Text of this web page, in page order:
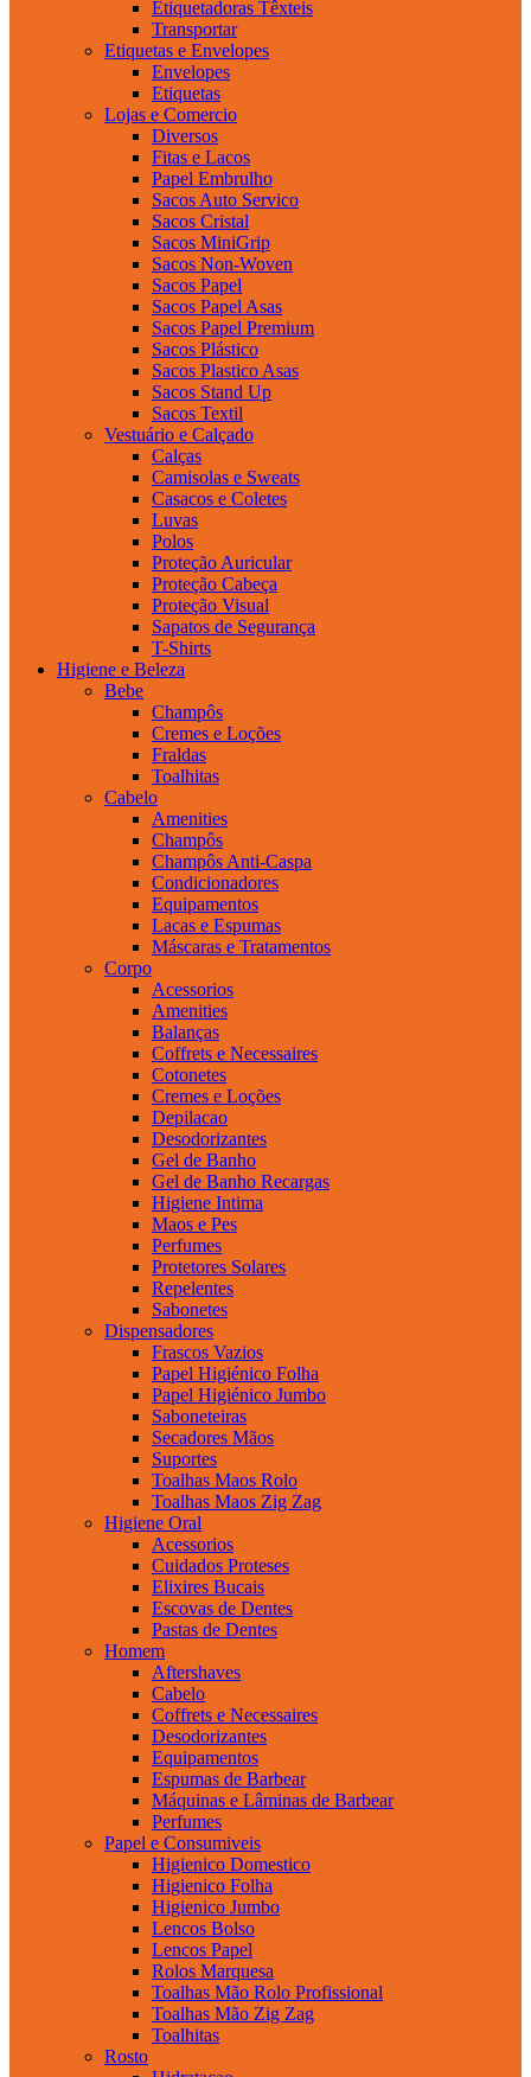
Etiquetadoras Têxteis
Transportar
Etiquetas e Envelopes
Envelopes
Etiquetas
Lojas e Comercio
Diversos
Fitas e Lacos
Papel Embrulho
Sacos Auto Servico
Sacos Cristal
Sacos MiniGrip
Sacos Non-Woven
Sacos Papel
Sacos Papel Asas
Sacos Papel Premium
Sacos Plástico
Sacos Plastico Asas
Sacos Stand Up
Sacos Textil
Vestuário e Calçado
Calças
Camisolas e Sweats
Casacos e Coletes
Luvas
Polos
Proteção Auricular
Proteção Cabeça
Proteção Visual
Sapatos de Segurança
T-Shirts
Higiene e Beleza
Bebe
Champôs
Cremes e Loções
Fraldas
Toalhitas
Cabelo
Amenities
Champôs
Champôs Anti-Caspa
Condicionadores
Equipamentos
Lacas e Espumas
Máscaras e Tratamentos
Corpo
Acessorios
Amenities
Balanças
Coffrets e Necessaires
Cotonetes
Cremes e Loções
Depilacao
Desodorizantes
Gel de Banho
Gel de Banho Recargas
Higiene Intima
Maos e Pes
Perfumes
Protetores Solares
Repelentes
Sabonetes
Dispensadores
Frascos Vazios
Papel Higiénico Folha
Papel Higiénico Jumbo
Saboneteiras
Secadores Mãos
Suportes
Toalhas Maos Rolo
Toalhas Maos Zig Zag
Higiene Oral
Acessorios
Cuidados Proteses
Elixires Bucais
Escovas de Dentes
Pastas de Dentes
Homem
Aftershaves
Cabelo
Coffrets e Necessaires
Desodorizantes
Equipamentos
Espumas de Barbear
Máquinas e Lâminas de Barbear
Perfumes
Papel e Consumiveis
Higienico Domestico
Higienico Folha
Higienico Jumbo
Lencos Bolso
Lencos Papel
Rolos Marquesa
Toalhas Mão Rolo Profissional
Toalhas Mão Zig Zag
Toalhitas
Rosto